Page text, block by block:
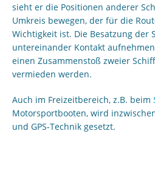
sieht er die Positionen anderer
Umkreis bewegen, der für die
Wichtigkeit ist. Die Besatzung der
untereinander Kontakt
einen Zusammenstoß zweier
vermieden werden.
Auch im Freizeitbereich, z.B. beim
Motorsportbooten, wird
und GPS-Technik gesetzt.